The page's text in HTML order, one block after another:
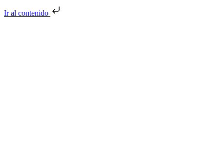
Ir al contenido